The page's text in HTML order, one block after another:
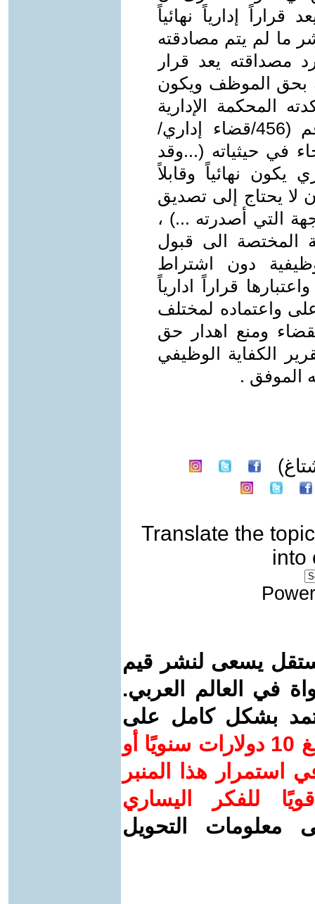
قراراً إدارياً نهائياً
ما لم يتم مصادقته
مصداقته يعد قرار
بحق الموظف ويكون
المحكمة الإدارية
العليا في قرارها في الطعن المرقم (456/قضاء إداري/
1/12/ 2016 الذي جاء في حيثياته (...وقد
يكون نهائياً وقابلاً
لا يحتاج إلى تصديق
التي أصدرته ...) ،
المختصة الى قبول
دون اشتراط
قراراً ادارياً
واعتماده لمختلف
ومنع اهدار حق
الكفاية الوظيفي
الموفق .
Translate the topic
into
يسعى لنشر قيم
في العالم العربي.
بشكل كامل على
ساهم/ي معنا! بدعمكم بمبلغ 10 دولارات سنويًا أو
استمرار هذا المنبر
للفكر اليساري
معلومات التحويل